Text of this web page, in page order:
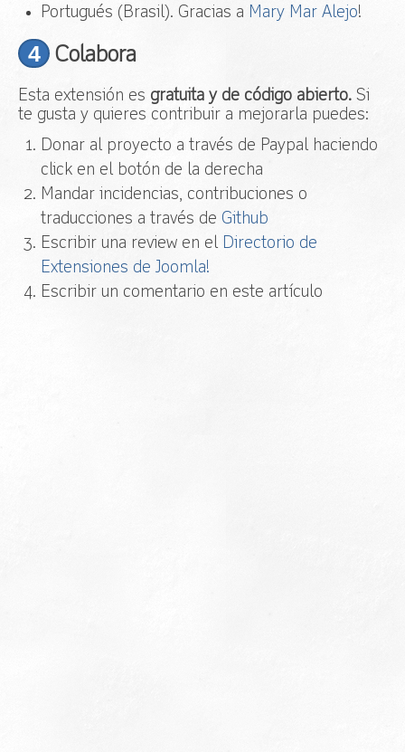
Portugués (Brasil). Gracias a Mary Mar Alejo!
4 Colabora
Esta extensión es gratuita y de código abierto. Si
te gusta y quieres contribuir a mejorarla puedes:
Donar al proyecto a través de Paypal haciendo
click en el botón de la derecha
Mandar incidencias, contribuciones o
traducciones a través de Github
Escribir una review en el
Directorio de
Extensiones de Joomla!
Escribir un comentario en este artículo